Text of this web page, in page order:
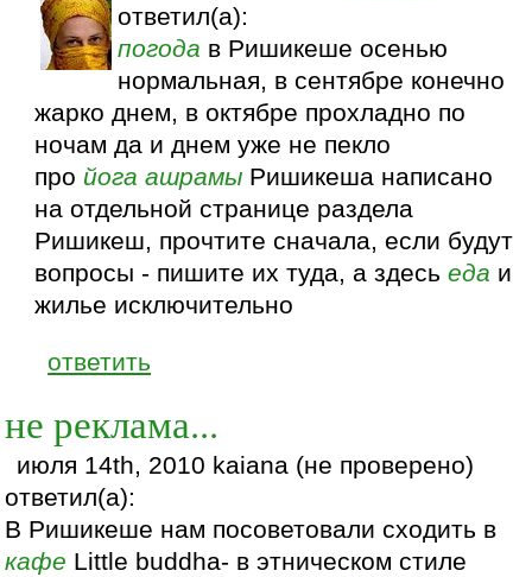
ответил(а):
погода в Ришикеше осенью
нормальная, в сентябре конечно
жарко днем, в октябре прохладно по
ночам да и днем уже не пекло
про йога ашрамы Ришикеша написано
на отдельной странице раздела
Ришикеш, прочтите сначала, если будут
вопросы - пишите их туда, а здесьеда и
жилье исключительно
ответить
не реклама...
июля 14th, 2010 kaiana (не проверено)
ответил(а):
В Ришикеше нам посоветовали сходить в
кафе Little buddha- в этническом стиле